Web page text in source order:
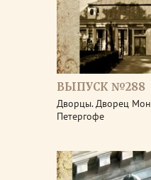
ВЫПУСК №288
Дворцы. Дворец
Петергофе